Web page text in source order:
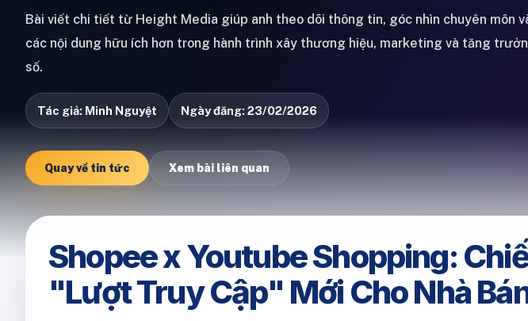
Bài viết chi tiết từ Height Media giúp anh theo dõi thông tin, góc nhìn chuyên môn
các nội dung hữu ích hơn trong hành trình xây thương hiệu, marketing và tăng
số.
Tác giả: Minh Nguyệt Ngày đăng: 23/02/2026
Quay về tin tức Xem bài liên quan
Shopee x Youtube Shopping:
"Lượt Truy Cập" Mới Cho Nhà